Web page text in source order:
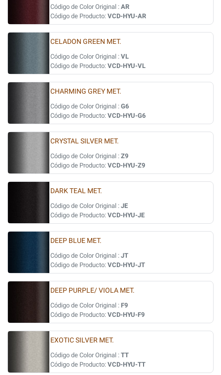
Código de Color Original : AR
Código de Producto: VCD-HYU-AR
CELADON GREEN MET.
Código de Color Original : VL
Código de Producto: VCD-HYU-VL
CHARMING GREY MET.
Código de Color Original : G6
Código de Producto: VCD-HYU-G6
CRYSTAL SILVER MET.
Código de Color Original : Z9
Código de Producto: VCD-HYU-Z9
DARK TEAL MET.
Código de Color Original : JE
Código de Producto: VCD-HYU-JE
DEEP BLUE MET.
Código de Color Original : JT
Código de Producto: VCD-HYU-JT
DEEP PURPLE/ VIOLA MET.
Código de Color Original : F9
Código de Producto: VCD-HYU-F9
EXOTIC SILVER MET.
Código de Color Original : TT
Código de Producto: VCD-HYU-TT